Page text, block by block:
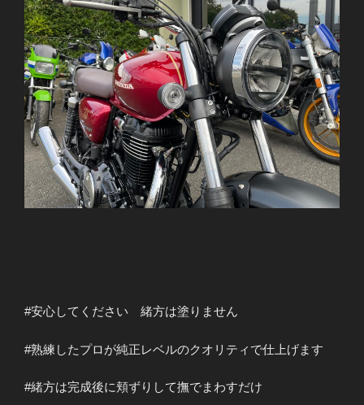
#安心してください 緒方は塗りません
#熟練したプロが純正レベルのクオリティで仕上げます
#緒方は完成後に頬ずりして撫でまわすだけ